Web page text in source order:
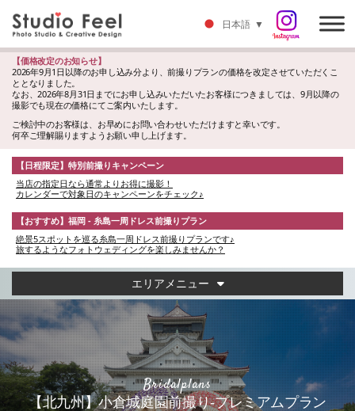
【価格改定のお知らせ】
2026年9月1日以降のお申し込み分より、前撮りプランの価格を改定させていただくこ
ととなりました。
なお、2026年8月31日までにお申し込みいただいたお客様につきましては、9月以降の
撮影でも現在の価格にてご案内いたします。
ご検討中のお客様は、お早めにお問い合わせいただけますと幸いです。
何卒ご理解賜りますようお願い申し上げます。
【日程限定】特別前撮りキャンペーン
当店の指定日なら通常よりお得に撮影！
カレンダーで対象日のキャンペーンをチェック♪
【おすすめ】福岡 - 糸島一周ドレス前撮りプラン
絶景5スポットを巡る糸島一周ドレス前撮りプランです♪
旅するようなフォトウェディングを楽しみませんか？
エリアメニュー
Bridalplans
【北九州】小倉城庭園前撮り-プレミアムプラン
日本語 ▼